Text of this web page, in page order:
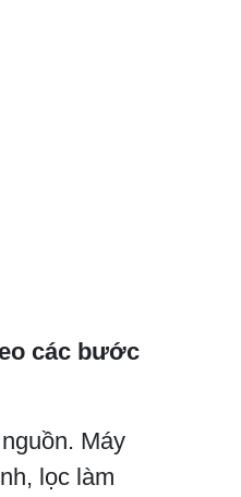
các bước
Máy
lọc làm